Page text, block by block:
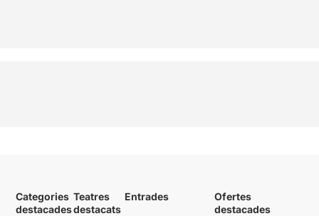
Categories
destacades
Teatres
destacats
Entrades
Ofertes
destacades